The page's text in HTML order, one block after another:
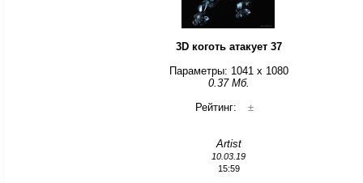
3D коготь атакует 37
Параметры: 1041 x 1080
0.37 Мб.
Рейтинг:
±
Artist
10.03.19
15:59